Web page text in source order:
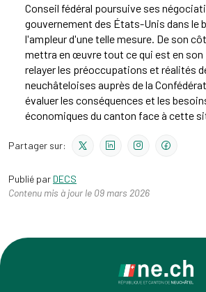
Conseil fédéral poursuive ses
gouvernement des États-Unis dans le
l'ampleur d'une telle mesure. De son
mettra en œuvre tout ce qui est en
relayer les préoccupations et réalités
neuchâteloises auprès de la
évaluer les conséquences et les
économiques du canton face à cette
Partager sur:
Publié par DECS
Contenu mis à jour le 09 mars 2026